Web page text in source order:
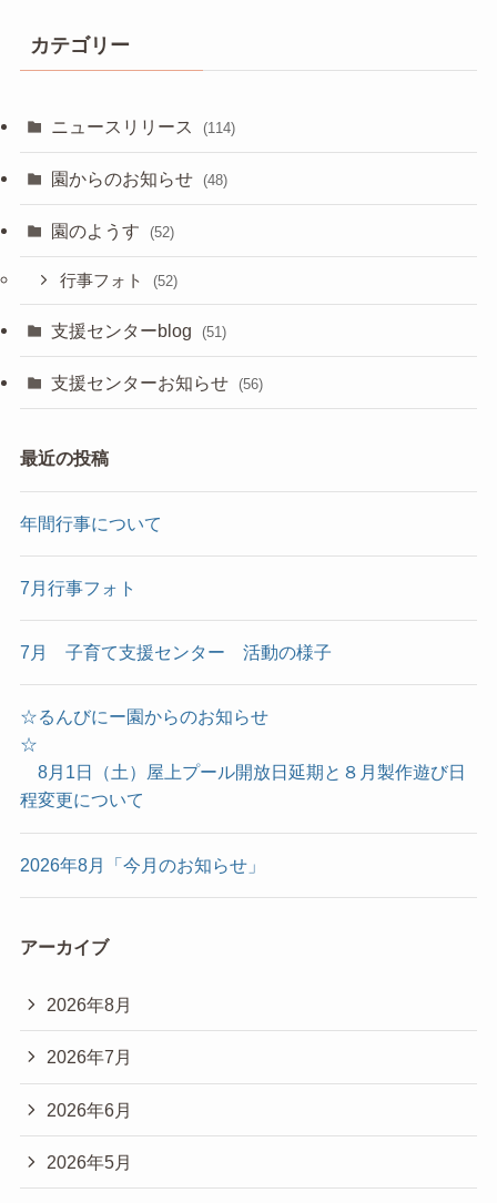
カテゴリー
ニュースリリース (114)
園からのお知らせ (48)
園のようす (52)
行事フォト (52)
支援センターblog (51)
支援センターお知らせ (56)
最近の投稿
年間行事について
7月行事フォト
7月 子育て支援センター 活動の様子
☆るんびにー園からのお知らせ
☆
8月1日（土）屋上プール開放日延期と８月製作遊び日
程変更について
2026年8月「今月のお知らせ」
アーカイブ
2026年8月
2026年7月
2026年6月
2026年5月